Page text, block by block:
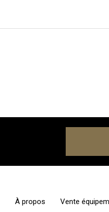
À propos Vente